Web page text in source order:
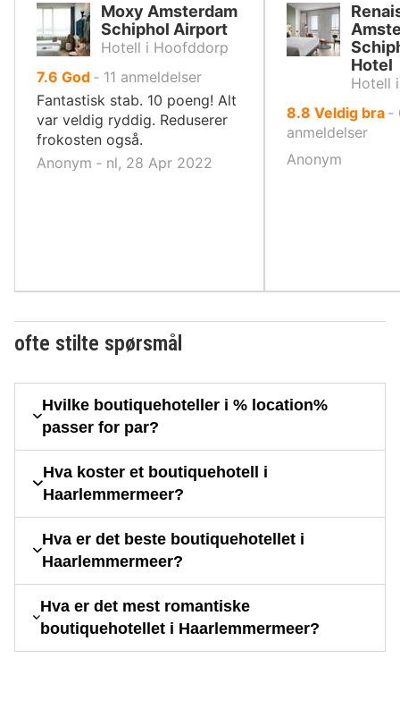
Moxy Amsterdam
Schiphol Airport
Hotell i Hoofddorp
7.6 av
10,
God ‐ 11 anmeldelser
Fantastisk stab. 10 poeng! Alt
var veldig ryddig. Reduserer
frokosten også.
Anonym ‐ nl, 28 Apr 2022
Hotel
Hotell
8.8 av
10,
Veldig bra ‐
anmeldelser
Anonym
ofte stilte spørsmål
Hvilke boutiquehoteller i % location%
passer for par?
Hva koster et boutiquehotell i
Haarlemmermeer?
Hva er det beste boutiquehotellet i
Haarlemmermeer?
Hva er det mest romantiske
boutiquehotellet i Haarlemmermeer?